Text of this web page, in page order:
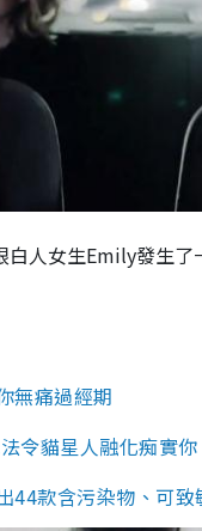
白人女生Emily發生
無痛過經期
令貓星人融化痴實你
44款含污染物、可致